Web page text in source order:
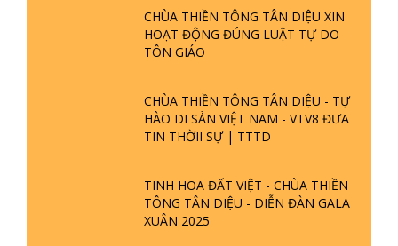
CHÙA THIỀN TÔNG TÂN DIỆU XIN
HOẠT ĐỘNG ĐÚNG LUẬT TỰ DO
TÔN GIÁO
CHÙA THIỀN TÔNG TÂN DIỆU - TỰ
HÀO DI SẢN VIỆT NAM - VTV8 ĐƯA
TIN THỜII SỰ | TTTD
TINH HOA ĐẤT VIỆT - CHÙA THIỀN
TÔNG TÂN DIỆU - DIỄN ĐÀN GALA
XUÂN 2025